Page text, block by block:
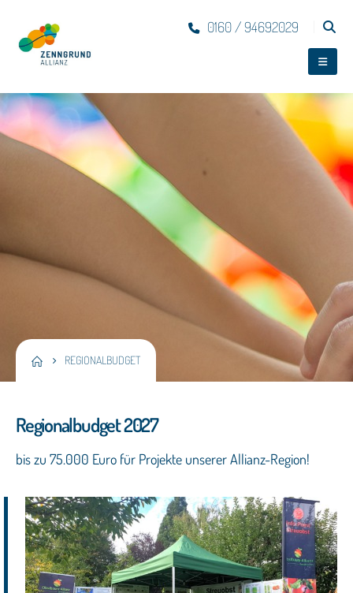
0160 / 94692029
REGIONALBUDGET
Regionalbudget 2027
bis zu 75.000 Euro für Projekte unserer Allianz-Region!